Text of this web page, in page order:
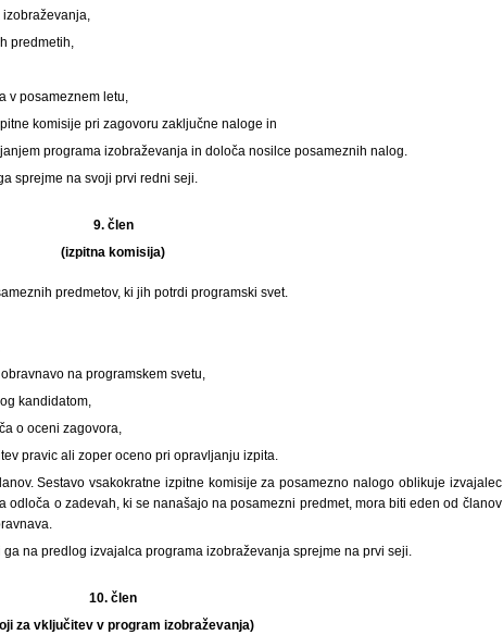
izobraževanja,
predmetih,
v posameznem letu,
komisije pri zagovoru zaključne naloge in
programa izobraževanja in določa nosilce posameznih nalog.
sprejme na svoji prvi redni seji.
9. člen
(izpitna komisija)
predmetov, ki jih potrdi programski svet.
na programskem svetu,
kandidatom,
o oceni zagovora,
pravic ali zoper oceno pri opravljanju izpita.
Sestavo vsakokratne izpitne komisije za posamezno nalogo oblikuje izvajalec
odloča o zadevah, ki se nanašajo na posamezni predmet, mora biti eden od članov
na predlog izvajalca programa izobraževanja sprejme na prvi seji.
10. člen
za vključitev v program izobraževanja)